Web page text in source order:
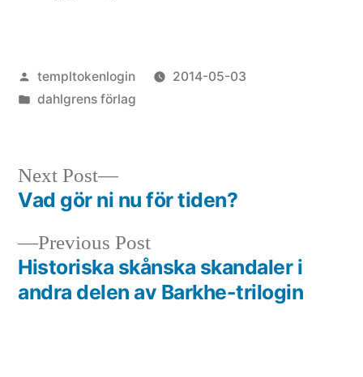
Posted
by
templtokenlogin
2014-05-03
Posted
dahlgrens förlag
Post
navigation
Previous PostPrevious
post:
Historiska skånska skandaler i
andra delen av Barkhe-trilogin
Next Post
Next
post:
Vad gör ni nu för tiden?